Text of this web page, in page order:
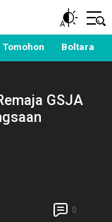
Politik,
Nasional
Tomohon Boltara
GSJA
0